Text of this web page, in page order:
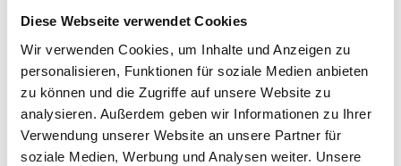
Diese Webseite verwendet Cookies
Wir verwenden Cookies, um Inhalte und Anzeigen zu
personalisieren, Funktionen für soziale Medien anbieten
zu können und die Zugriffe auf unsere Website zu
analysieren. Außerdem geben wir Informationen zu Ihrer
Verwendung unserer Website an unsere Partner für
soziale Medien, Werbung und Analysen weiter. Unsere
ÄHNLICHE PRODUKTE